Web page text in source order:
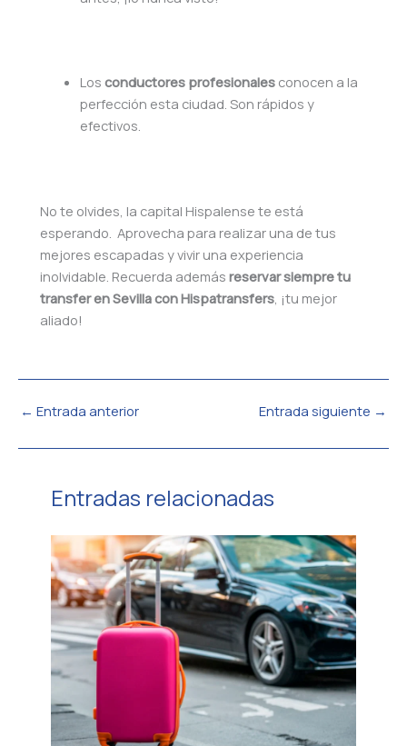
Los conductores profesionalesconocen a la
perfección esta ciudad. Son rápidos y
efectivos.
No te olvides, la capital Hispalense te está
esperando. Aprovecha para realizar una de tus
mejores escapadas y vivir una experiencia
inolvidable. Recuerda además reservar siempre tu
transfer en Sevilla con Hispatransfers , ¡tu mejor
aliado!
← Entrada anterior Entrada siguiente →
Entradas relacionadas